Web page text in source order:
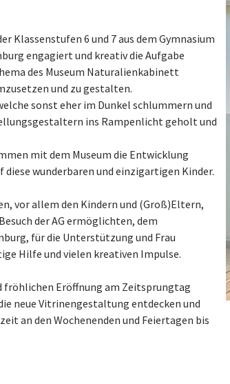
Klassenstufen 6 und 7 aus dem Gymnasium
engagiert und kreativ die Aufgabe
des Museum Naturalienkabinett
und zu gestalten.
sonst eher im Dunkel schlummern und
ins Rampenlicht geholt und
mit dem Museum die Entwicklung
wunderbaren und einzigartigen Kinder.
vor allem den Kindern und (Groß)Eltern,
der AG ermöglichten, dem
für die Unterstützung und Frau
Hilfe und vielen kreativen Impulse.
fröhlichen Eröffnung am Zeitsprungtag
neue Vitrinengestaltung entdecken und
an den Wochenenden und Feiertagen bis